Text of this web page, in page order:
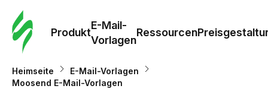
Produkt
E-Mail-
Vorlagen
Ressourcen
Heimseite
E-Mail-Vorlagen
Moosend E-Mail-Vorlagen